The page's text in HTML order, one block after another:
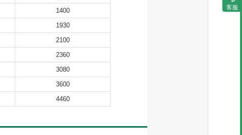
1400
1930
2100
2360
3080
3600
4460
客服